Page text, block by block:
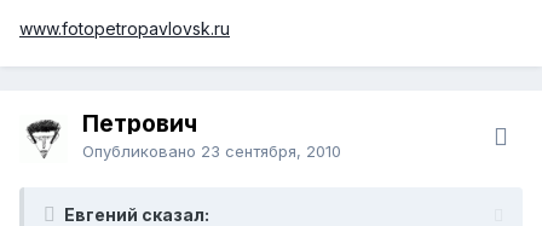
www.fotopetropavlovsk.ru
Петрович
Опубликовано 23 сентября, 2010
Евгений сказал: